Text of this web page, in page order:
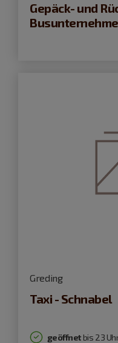
Gepäck- und
Greding
Taxi - Schnabel
geöffnetbis 23